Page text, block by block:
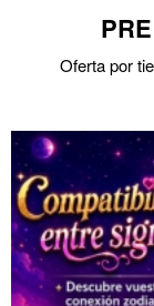
Oferta por